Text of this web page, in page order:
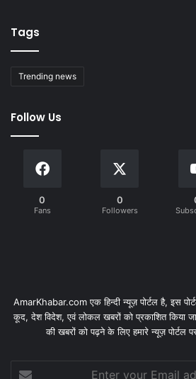
Tags
Trending news
Follow Us
0
Fans
0
Followers
AmarKhabar.com एक हिन्दी न्यूज़ पोर्टल है, इस
कूद, देश विदेश, एवं लोकल खबरों को प्रकाशित किया
की खबरों को पढ़ने के लिए हमारे न्यूज़ पोर्टल